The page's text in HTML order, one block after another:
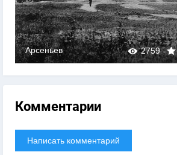
2759
Арсеньев
Комментарии
Написать комментарий